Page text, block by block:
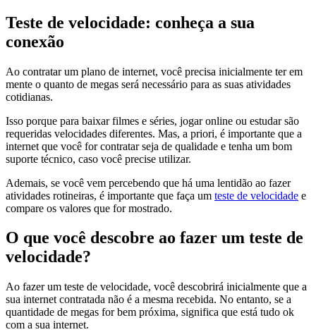
Teste de velocidade: conheça a sua
conexão
Ao contratar um plano de internet, você precisa inicialmente ter em
mente o quanto de megas será necessário para as suas atividades
cotidianas.
Isso porque para baixar filmes e séries, jogar online ou estudar são
requeridas velocidades diferentes. Mas, a priori, é importante que a
internet que você for contratar seja de qualidade e tenha um bom
suporte técnico, caso você precise utilizar.
Ademais, se você vem percebendo que há uma lentidão ao fazer
atividades rotineiras, é importante que faça um teste de velocidade e
compare os valores que for mostrado.
O que você descobre ao fazer um teste de
velocidade?
Ao fazer um teste de velocidade, você descobrirá inicialmente que a
sua internet contratada não é a mesma recebida. No entanto, se a
quantidade de megas for bem próxima, significa que está tudo ok
com a sua internet.